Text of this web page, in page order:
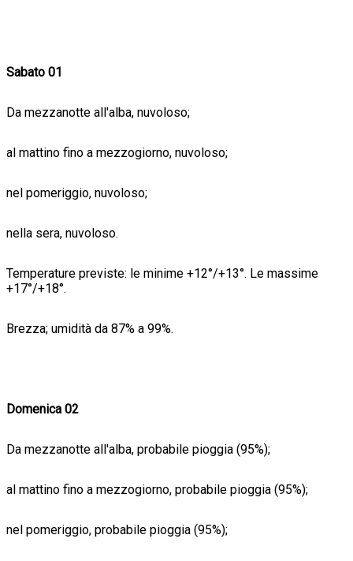
Sabato 01
Da mezzanotte all'alba, nuvoloso;
al mattino fino a mezzogiorno, nuvoloso;
nel pomeriggio, nuvoloso;
nella sera, nuvoloso.
Temperature previste: le minime +12°/+13°. Le massime
+17°/+18°.
Brezza; umidità da 87% a 99%.
Domenica 02
Da mezzanotte all'alba, probabile pioggia (95%);
al mattino fino a mezzogiorno, probabile pioggia (95%);
nel pomeriggio, probabile pioggia (95%);